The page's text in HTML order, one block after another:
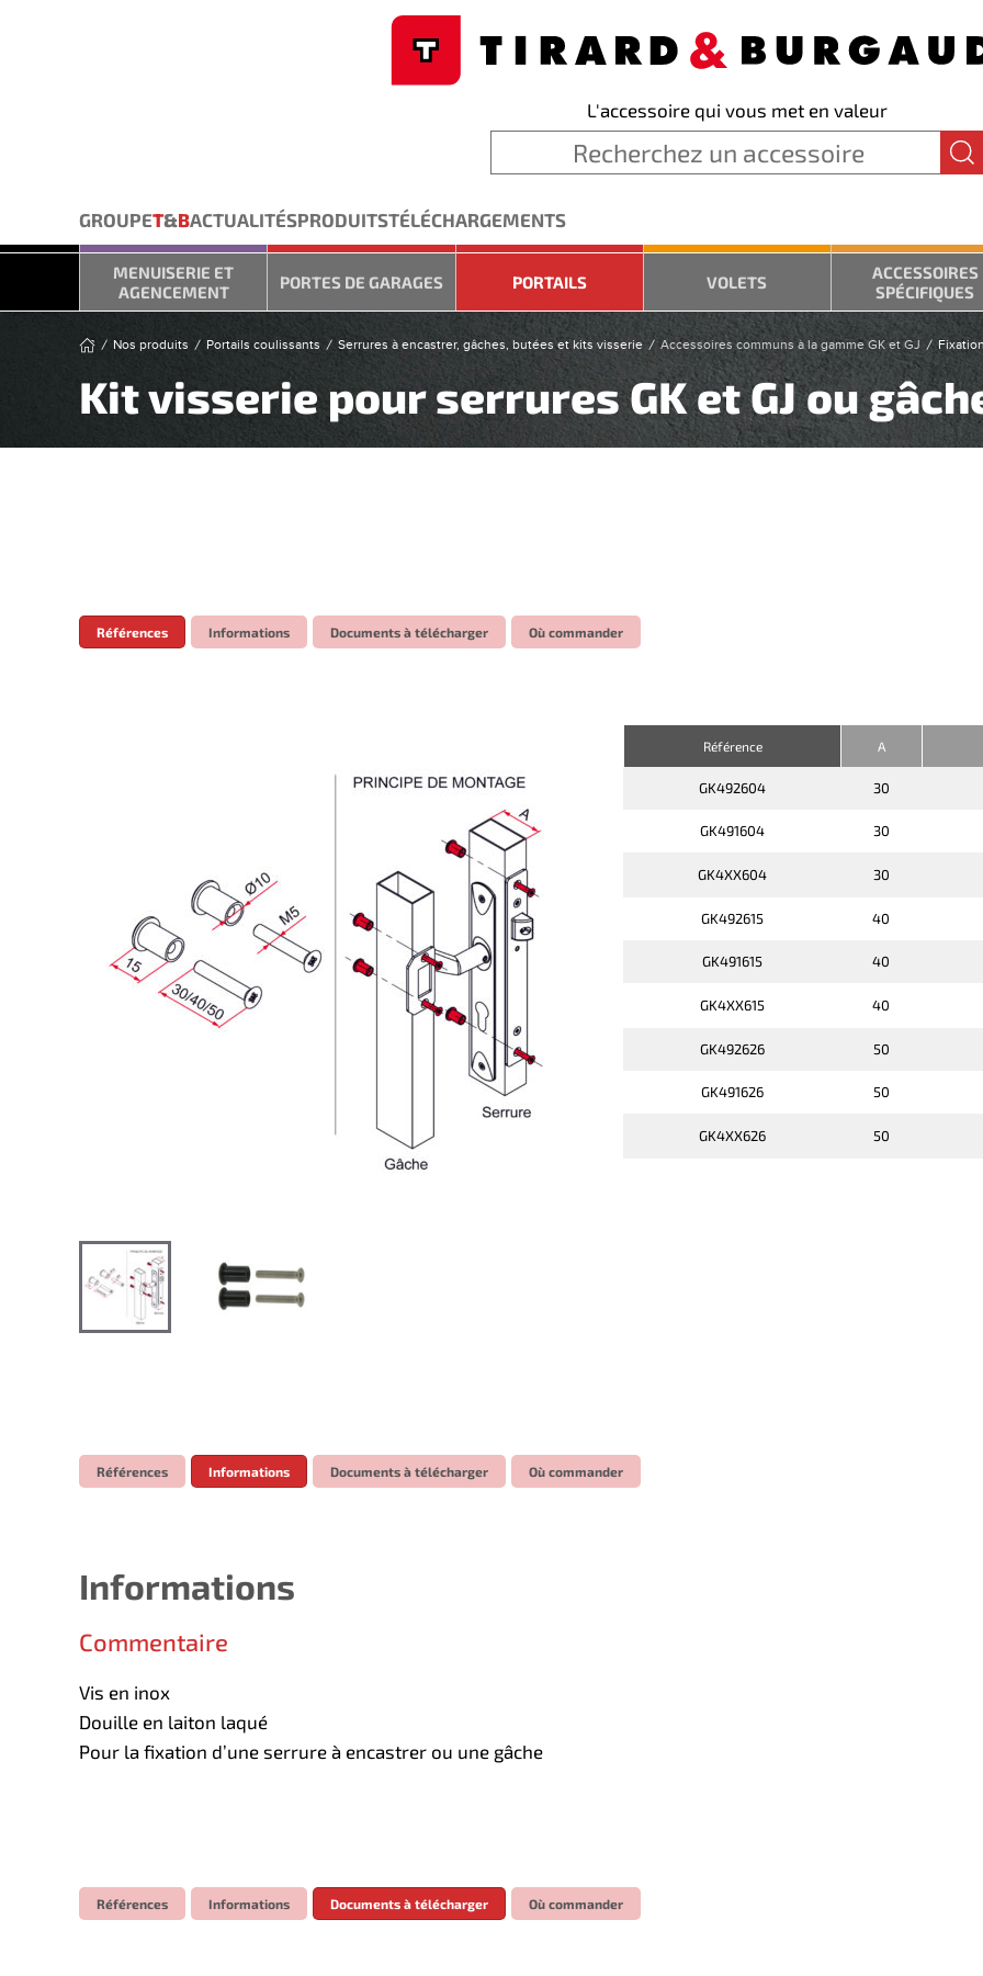
L'accessoire qui vous met en valeur
GROUPET&BACTUALITÉSPRODUITSTÉLÉCHARGEMENTS
MENUISERIE ET
AGENCEMENT
PORTES DE GARAGES PORTAILS VOLETS
ACCESSOIRES
SPÉCIFIQUES
Nos produits Portails coulissants Serrures à encastrer, gâches, butées et kits visserie Accessoires communs à la gamme GK et GJ
Kit visserie pour serrures GK et GJ ou
Références Informations Documents à télécharger Où commander
Référence A
GK492604 30
GK491604 30
GK4XX604 30
GK492615 40
GK491615 40
GK4XX615 40
GK492626 50
GK491626 50
GK4XX626 50
Références Informations Documents à télécharger Où commander
Informations
Commentaire
Vis en inox
Douille en laiton laqué
Pour la fixation d’une serrure à encastrer ou une gâche
Références Informations Documents à télécharger Où commander